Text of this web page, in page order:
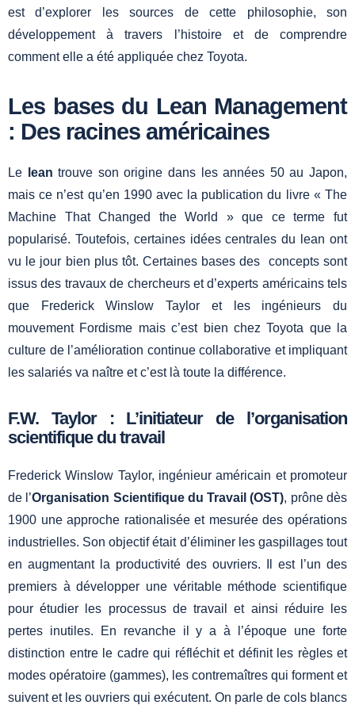
est d’explorer les sources de cette philosophie, son
développement à travers l’histoire et de comprendre
comment elle a été appliquée chez Toyota.
Les bases du Lean Management
: Des racines américaines
Le lean trouve son origine dans les années 50 au Japon,
mais ce n’est qu’en 1990 avec la publication du livre « The
Machine That Changed the World » que ce terme fut
popularisé. Toutefois, certaines idées centrales du lean ont
vu le jour bien plus tôt. Certaines bases des concepts sont
issus des travaux de chercheurs et d’experts américains tels
que Frederick Winslow Taylor et les ingénieurs du
mouvement Fordisme mais c’est bien chez Toyota que la
culture de l’amélioration continue collaborative et impliquant
les salariés va naître et c’est là toute la différence.
F.W. Taylor : L’initiateur de l’organisation
scientifique du travail
Frederick Winslow Taylor, ingénieur américain et promoteur
de l’Organisation Scientifique du Travail (OST), prône dès
1900 une approche rationalisée et mesurée des opérations
industrielles. Son objectif était d’éliminer les gaspillages tout
en augmentant la productivité des ouvriers. Il est l’un des
premiers à développer une véritable méthode scientifique
pour étudier les processus de travail et ainsi réduire les
pertes inutiles. En revanche il y a à l’époque une forte
distinction entre le cadre qui réfléchit et définit les règles et
modes opératoire (gammes), les contremaîtres qui forment et
suivent et les ouvriers qui exécutent. On parle de cols blancs